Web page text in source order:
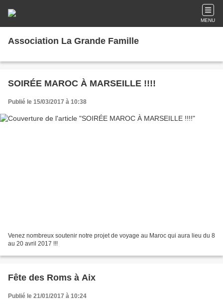
MENU
Association La Grande Famille
SOIRÉE MAROC À MARSEILLE !!!!
Publié le 15/03/2017 à 10:38
Venez nombreux soutenir notre projet de voyage au Maroc qui aura lieu du 8
au 20 avril 2017 !!!
Fête des Roms à Aix
Publié le 21/01/2017 à 10:24